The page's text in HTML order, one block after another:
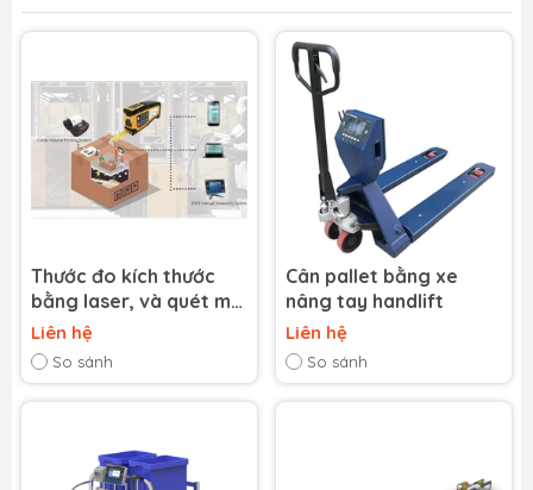
Thước đo kích thước
bằng laser, và quét mã
vạch MIT
Liên hệ
So sánh
Cân pallet bằng xe
nâng tay handlift
Liên hệ
So sánh